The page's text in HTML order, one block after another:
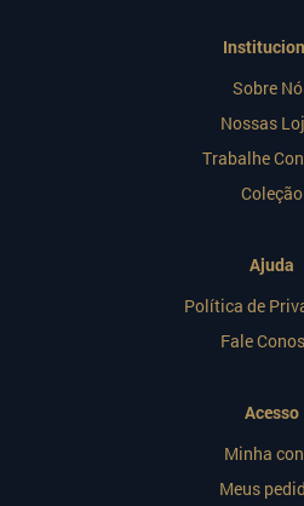
Sobre
Nossas
Trabalhe
Coleção
Ajuda
Política de
Fale
Acesso
Minha
Meus